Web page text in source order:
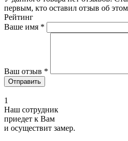
первым, кто оставил отзыв об
Рейтинг
Ваше имя *
Ваш отзыв *
1
Наш сотрудник
приедет к Вам
и осуществит замер.